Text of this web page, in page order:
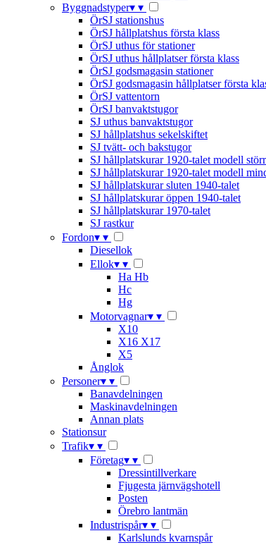
Byggnadstyper▾ ▾
ÖrSJ stationshus
ÖrSJ hållplatshus första klass
ÖrSJ uthus för stationer
ÖrSJ uthus hållplatser första klass
ÖrSJ godsmagasin stationer
ÖrSJ godsmagasin hållplatser första
ÖrSJ vattentorn
ÖrSJ banvaktstugor
SJ uthus banvaktstugor
SJ hållplatshus sekelskiftet
SJ tvätt- och bakstugor
SJ hållplatskurar 1920-talet modell
SJ hållplatskurar 1920-talet modell
SJ hållplatskurar sluten 1940-talet
SJ hållplatskurar öppen 1940-talet
SJ hållplatskurar 1970-talet
SJ rastkur
Fordon▾ ▾
Diesellok
Ellok▾ ▾
Ha Hb
Hc
Hg
Motorvagnar▾ ▾
X10
X16 X17
X5
Ånglok
Personer▾ ▾
Banavdelningen
Maskinavdelningen
Annan plats
Stationsur
Trafik▾ ▾
Företag▾ ▾
Dressintillverkare
Fjugesta järnvägshotell
Posten
Örebro lantmän
Industrispår▾ ▾
Karlslunds kvarnspår